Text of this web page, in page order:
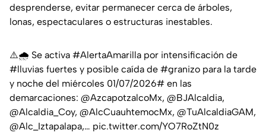
desprenderse, evitar permanecer cerca de árboles,
lonas, espectaculares o estructuras inestables.
⚠️🌧️ Se activa #AlertaAmarilla por intensificación de
#lluvias fuertes y posible caída de #granizo para la tarde
y noche del miércoles 01/07/2026# en las
demarcaciones: @AzcapotzalcoMx, @BJAlcaldia,
@Alcaldia_Coy, @AlcCuauhtemocMx, @TuAlcaldiaGAM,
@Alc_Iztapalapa,… pic.twitter.com/YO7RoZtN0z